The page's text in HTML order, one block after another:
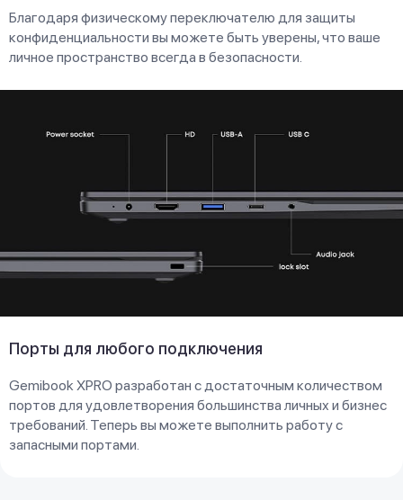
Благодаря физическому переключателю для защиты
конфиденциальности вы можете быть уверены, что ваше
личное пространство всегда в безопасности.
Порты для любого подключения
Gemibook XPRO разработан с достаточным количеством
портов для удовлетворения большинства личных и бизнес
требований. Теперь вы можете выполнить работу с
запасными портами.